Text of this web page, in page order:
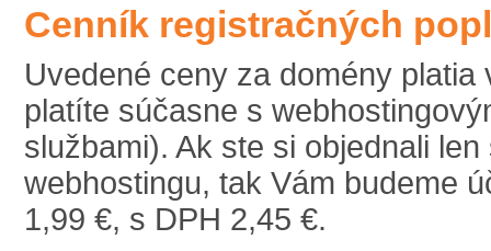
Cenník registračných
Uvedené ceny za domény
platíte súčasne s
službami). Ak ste si objednali
webhostingu, tak Vám budeme
1,99 €, s DPH 2,45 €.